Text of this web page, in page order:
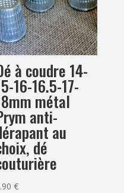
à coudre 14-
16-16.5-17-
métal
anti-
au
dé
€